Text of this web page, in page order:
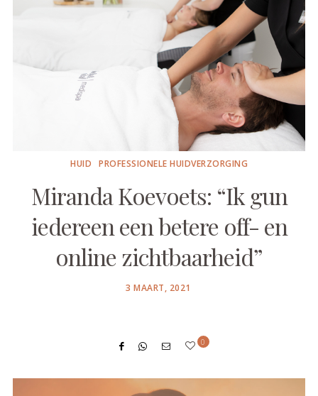
HUID PROFESSIONELE HUIDVERZORGING
Miranda Koevoets: “Ik gun
iedereen een betere off- en
online zichtbaarheid”
POSTED
3 MAART, 2021
0